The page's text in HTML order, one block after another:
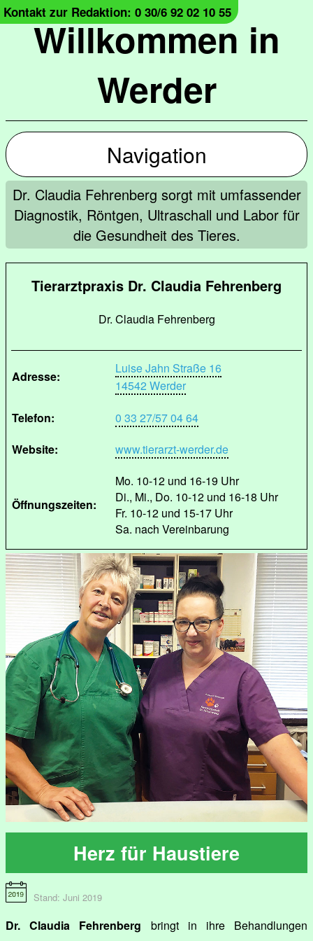
Willkommen in
Werder
Kontakt zur Redaktion: 0 30/6 92 02 10 55
Navigation
Dr. Claudia Fehrenberg sorgt mit umfassender
Diagnostik, Röntgen, Ultraschall und Labor für
die Gesundheit des Tieres.
Tierarztpraxis Dr. Claudia Fehrenberg
Dr. Claudia Fehrenberg
Adresse:
Luise Jahn Straße 16
14542 Werder
Telefon:
0 33 27/57 04 64
Website:
www.tierarzt-werder.de
Öffnungszeiten:
Mo. 10-12 und 16-19 Uhr
Di., Mi., Do. 10-12 und 16-18 Uhr
Fr. 10-12 und 15-17 Uhr
Sa. nach Vereinbarung
Herz für Haustiere
Stand: Juni 2019
Dr. Claudia Fehrenberg bringt in ihre Behandlungen